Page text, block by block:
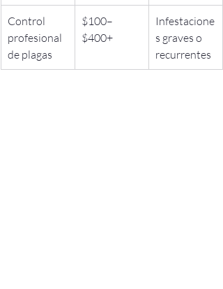
Control
profesional
de plagas
$100–
$400+
Infestacione
s graves o
recurrentes